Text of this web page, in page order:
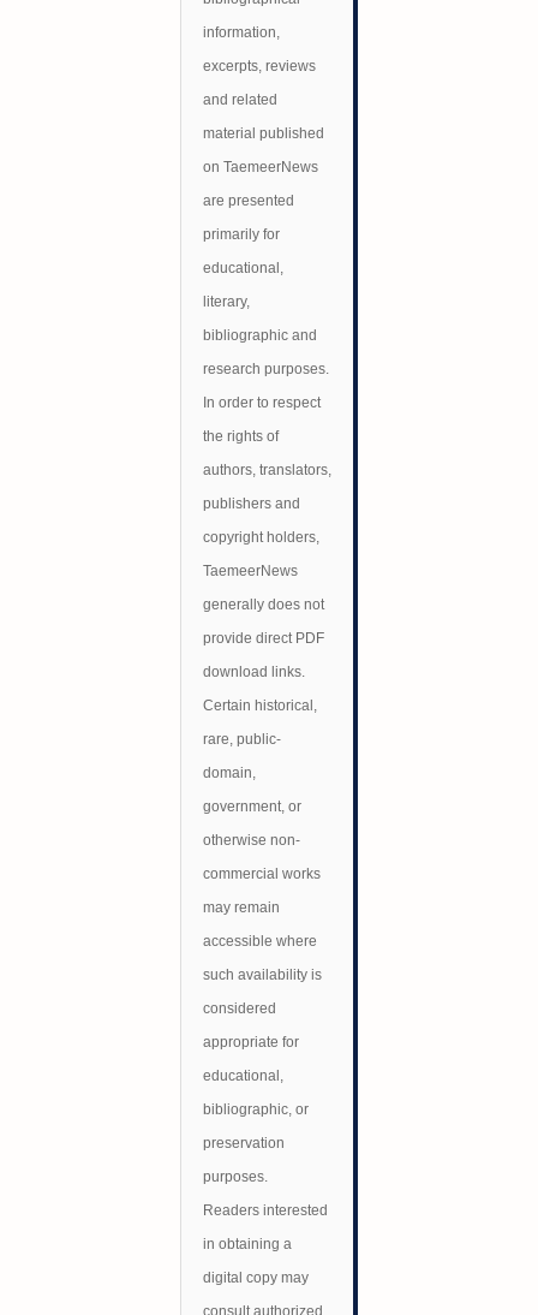
information,
excerpts, reviews
and related
material published
on TaemeerNews
are presented
primarily for
educational,
literary,
bibliographic and
research purposes.
In order to respect
the rights of
authors, translators,
publishers and
copyright holders,
TaemeerNews
generally does not
provide direct PDF
download links.
Certain historical,
rare, public-
domain,
government, or
otherwise non-
commercial works
may remain
accessible where
such availability is
considered
appropriate for
educational,
bibliographic, or
preservation
purposes.
Readers interested
in obtaining a
digital copy may